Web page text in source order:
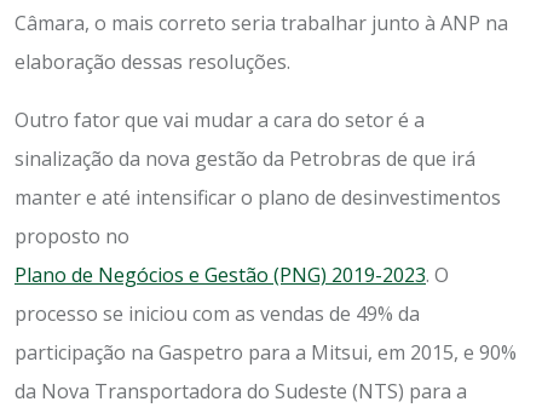
Câmara, o mais correto seria trabalhar junto à ANP na
elaboração dessas resoluções.
Outro fator que vai mudar a cara do setor é a
sinalização da nova gestão da Petrobras de que irá
manter e até intensificar o plano de desinvestimentos
proposto no
Plano de Negócios e Gestão (PNG) 2019-2023. O
processo se iniciou com as vendas de 49% da
participação na Gaspetro para a Mitsui, em 2015, e 90%
da Nova Transportadora do Sudeste (NTS) para a